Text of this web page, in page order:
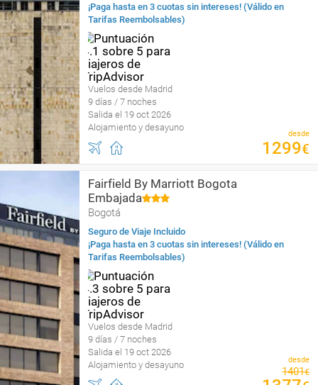
¡Paga hasta en 3 cuotas sin intereses! (Válido en
Tarifas Reembolsables)
Vuelos desde Madrid
9 días / 7 noches
Salida el 19 oct 2026
Alojamiento y desayuno
desde
1299€
Fairfield By Marriott Bogota
Embajada
Bogotá
Seguro de Viaje Incluido
¡Paga hasta en 3 cuotas sin intereses! (Válido en
Tarifas Reembolsables)
Vuelos desde Madrid
9 días / 7 noches
Salida el 19 oct 2026
Alojamiento y desayuno
desde
1401€